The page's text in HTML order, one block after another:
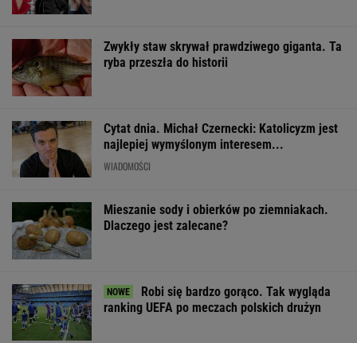
Zwykły staw skrywał prawdziwego giganta. Ta
ryba przeszła do historii
Cytat dnia. Michał Czernecki: Katolicyzm jest
najlepiej wymyślonym interesem...
WIADOMOŚCI
Mieszanie sody i obierków po ziemniakach.
Dlaczego jest zalecane?
Robi się bardzo gorąco. Tak wygląda
ranking UEFA po meczach polskich drużyn